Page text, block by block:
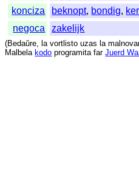
konciza
beknopt, bondig,
negoca
zakelijk
(Bedaŭre, la vortlisto uzas la
Malbela kodo programita far Juerd